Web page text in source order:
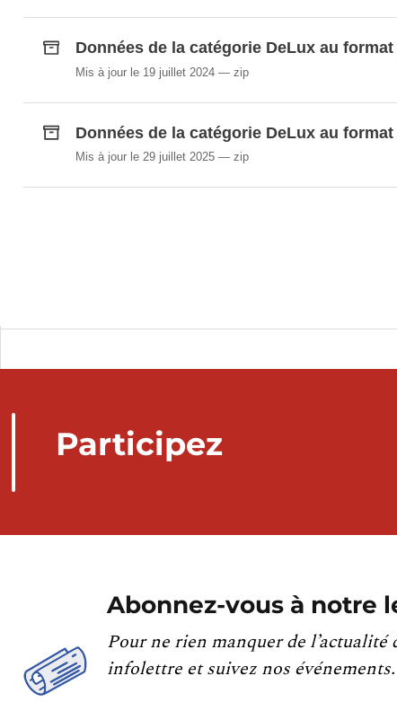
Données de la catégorie DeLux au
Mis à jour le 19 juillet 2024 zip
Données de la catégorie DeLux au format
Mis à jour le 29 juillet 2025 zip
Participez
Abonnez-vous à notre
Pour ne rien manquer de
infolettre et suivez nos événements.